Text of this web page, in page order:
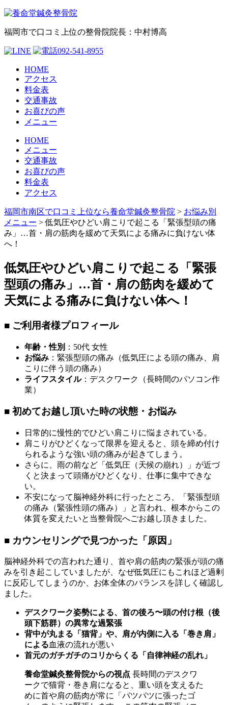
福岡市で口コミ上位の整骨院院長：中村博高
HOME
アクセス
料金表
交通事故
お喜びの声
メニュー
HOME
メニュー
交通事故
お喜びの声
料金表
アクセス
福岡市南区で口コミ上位なら養命堂鍼灸整骨院 > お悩み別
メニュー >低気圧やひどい肩こりで起こる「緊張型頭の痛
み」…首・肩の筋肉を緩めて天気による痛みに負けない体
へ！
低気圧やひどい肩こりで起こる「緊張
型頭の痛み」…首・肩の筋肉を緩めて
天気による痛みに負けない体へ！
■ ご利用者様プロフィール
年齢・性別 ：50代 女性
お悩み ：緊張型頭の痛み（低気圧による頭の痛み、肩
こりに伴う頭の痛み）
ライフスタイル：デスクワーク（長時間のパソコン作
業）
■ 初めてお越し頂いた時の状態・お悩み
日常的に慢性的でひどい肩こりに悩まされている。
肩こりがひどくなって限界を迎えると、頭を締め付け
られるような強い頭の痛みが起きてしまう。
さらに、雨の前など「低気圧（天候の崩れ）」が近づ
くと決まって頭痛がひどくなり、仕事に集中できな
い。
不安になって脳神経外科に行ったところ、「緊張型頭
の痛み（緊張性頭の痛み）」と言われ、根本からこの
体質を変えたいと当整骨院へごお越し頂きました。
■ カウンセリングで見つかった「原因」
脳神経外科での言われた通り、首や肩の筋肉の緊張が頭の痛
みを引き起こしていましたが、なぜ低気圧にもこれほど過剰
に反応してしまうのか、お体全体のバランスを詳しく確認し
ました。
デスクワーク姿勢による、首の後ろ〜頭の付け根（後
頭下筋群）の異常な過緊張
背中が丸まる「猫背」や、肩が内側に入る「巻き肩」
による血液の流れが悪い
首元のガチガチのコリからくる「自律神経の乱れ」
養命堂鍼灸整骨院からの視点 長時間のデスクワ
ークで猫背・巻き肩になると、重い頭を支えるた
めに首や肩の筋肉が常に「パツパツに張ったゴ